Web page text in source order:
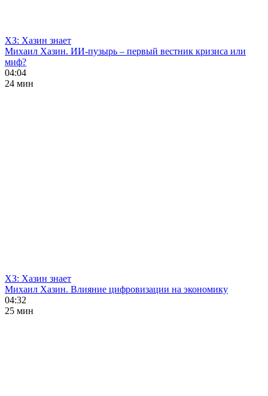
ХЗ: Хазин знает
Михаил Хазин. ИИ-пузырь – первый вестник кризиса или
миф?
04:04
24 мин
ХЗ: Хазин знает
Михаил Хазин. Влияние цифровизации на экономику
04:32
25 мин